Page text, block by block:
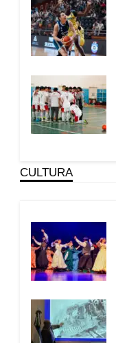
CULTURA